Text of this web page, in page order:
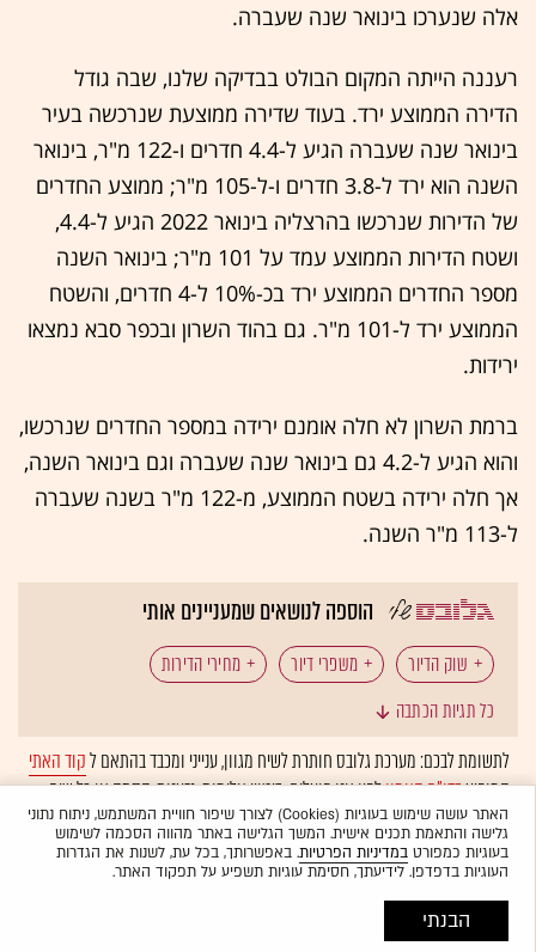
אלה שנערכו בינואר שנה שעברה.
רעננה הייתה המקום הבולט בבדיקה שלנו, שבה גודל
הדירה הממוצע ירד. בעוד שדירה ממוצעת שנרכשה בעיר
בינואר שנה שעברה הגיע ל-4.4 חדרים ו-122 מ"ר, בינואר
השנה הוא ירד ל-3.8 חדרים ו-ל-105 מ"ר; ממוצע החדרים
של הדירות שנרכשו בהרצליה בינואר 2022 הגיע ל-4.4,
ושטח הדירות הממוצע עמד על 101 מ"ר; בינואר השנה
מספר החדרים הממוצע ירד בכ-10% ל-4 חדרים, והשטח
הממוצע ירד ל-101 מ"ר. גם בהוד השרון ובכפר סבא נמצאו
ירידות.
ברמת השרון לא חלה אומנם ירידה במספר החדרים שנרכשו,
והוא הגיע ל-4.2 גם בינואר שנה שעברה וגם בינואר השנה,
אך חלה ירידה בשטח הממוצע, מ-122 מ"ר בשנה שעברה
ל-113 מ"ר השנה.
הוספה לנושאים שמעניינים אותי
שוק הדיור משפרי דיור מחירי הדירות
נדל"ן: עסקאות נדל"ן
ריבית בנק ישראל קניית דירה משרד האוצר
כל תגיות הכתבה
לתשומת לבכם: מערכת גלובס חותרת לשיח מגוון, ענייני ומכבד בהתאם לקוד האתי
המופיעבדו"ח האמוןלפיו אנו פועלים. ביטויי אלימות, גזענות, הסתה או כל שיח
בלתי הולם אחר מסוננים בצורהאוטומטיתולא יפורסמו באתר.
האתר עושה שימוש בעוגיות (Cookies) לצורך שיפור חוויית המשתמש, ניתוח נתוני
גלישה והתאמת תכנים אישית. המשך הגלישה באתר מהווה הסכמה לשימוש
בעוגיות כמפורטבמדיניות הפרטיות. באפשרותך, בכל עת, לשנות את הגדרות
העוגיות בדפדפן. לידיעתך, חסימת עוגיות תשפיע על תפקוד האתר.
הבנתי